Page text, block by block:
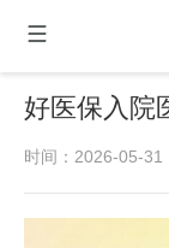
好医保入院
时间：2026-05-31